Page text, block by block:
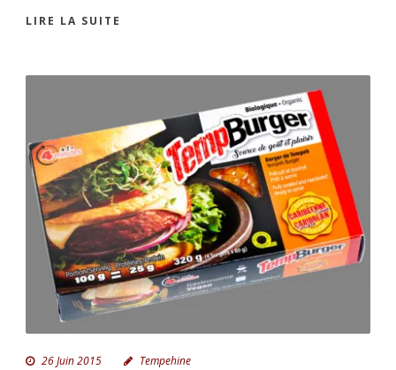
LIRE LA SUITE
26 Juin 2015 Tempehine